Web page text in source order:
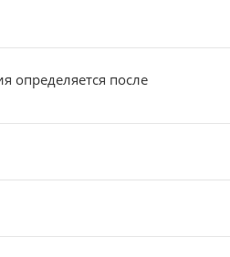
определяется после